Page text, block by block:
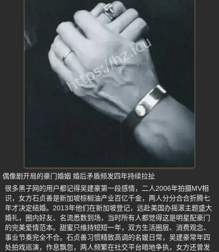
偶像剧开局的豪门婚姻 婚后矛盾频发四年持续拉扯
很多黑子网的用户都记得吴建豪第一段感情，二人2006年拍摄MV相
识，女方石贞善是新加坡棕榈油产业百亿千金，两人分分合合折腾七
年才决定结婚。2013年他们在新加坡登记，远赴美国办摇滚主题盛大
婚礼，圈内好友、名流悉数到场，当时所有人都觉得这是明星配豪门
的完美爱情范本。甜蜜只维持短短一年，双方生活圈层、消费观念、
事业节奏完全不合。石贞善习惯精致高调的名媛日常，吴建豪常年四
处拍戏巡演，作息飘忽，两人频繁在社交平台暗地争执，女方还曾发